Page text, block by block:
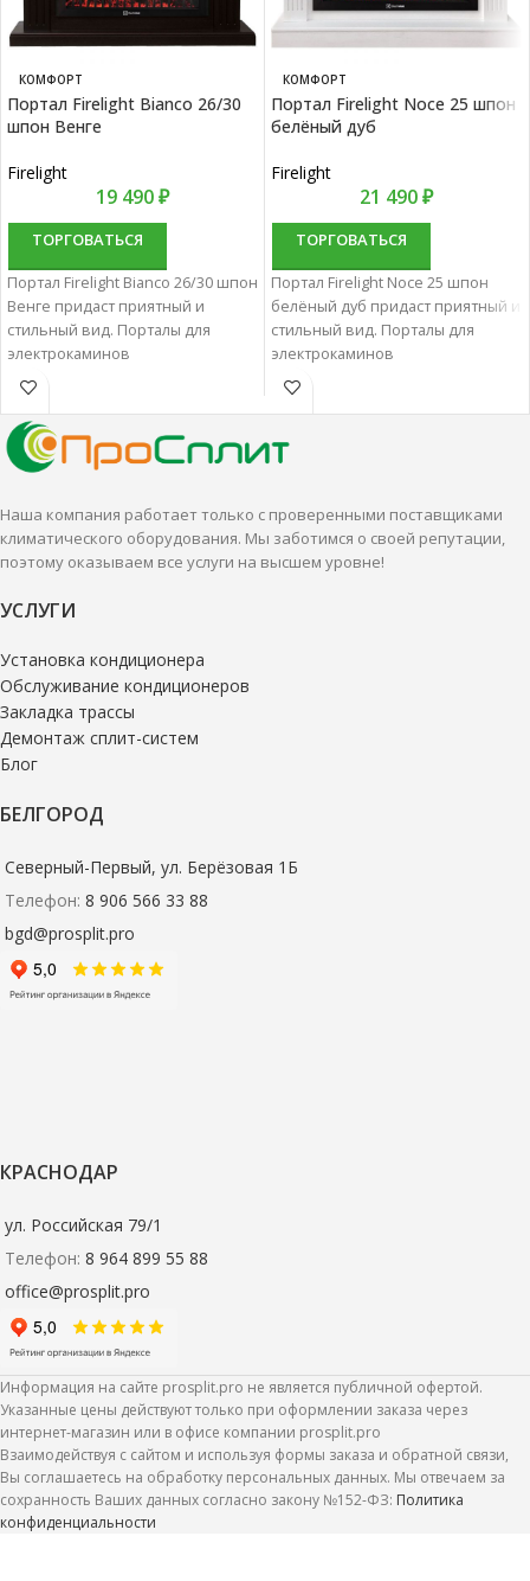
КОМФОРТ
Портал Firelight Bianco 26/30
шпон Венге
Firelight
19 490₽
ТОРГОВАТЬСЯ
Портал Firelight Bianco 26/30 шпон
Венге придаст приятный и
стильный вид. Порталы для
электрокаминов
характеризуются отменным
качеством и надежностью.
КОМФОРТ
Портал Firelight Noce 25 шпон
белёный дуб
Firelight
21 490₽
ТОРГОВАТЬСЯ
Портал Firelight Noce 25 шпон
белёный дуб придаст приятный и
стильный вид. Порталы для
электрокаминов
характеризуются отменным
качеством и надежностью.
Наша компания работает только с проверенными поставщиками
климатического оборудования. Мы заботимся о своей репутации,
поэтому оказываем все услуги на высшем уровне!
УСЛУГИ
Установка кондиционера
Обслуживание кондиционеров
Закладка трассы
Демонтаж сплит-систем
Блог
БЕЛГОРОД
Северный-Первый, ул. Берёзовая 1Б
Телефон: 8 906 566 33 88
bgd@prosplit.pro
КРАСНОДАР
ул. Российская 79/1
Телефон: 8 964 899 55 88
office@prosplit.pro
Информация на сайте prosplit.pro не является публичной офертой.
Указанные цены действуют только при оформлении заказа через
интернет-магазин или в офисе компании prosplit.pro
Взаимодействуя с сайтом и используя формы заказа и обратной связи,
Вы соглашаетесь на обработку персональных данных. Мы отвечаем за
сохранность Ваших данных согласно закону №152-ФЗ: Политика
конфиденциальности